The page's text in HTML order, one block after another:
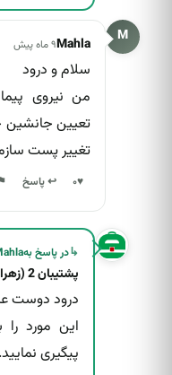
M
Mahla۹ ماه پیش
سلام و درود
من نیروی
تعیین جانشین
تغییر پست
♥۰ ↩ پاسخ
↳در پاسخ به
پشتیبان 2 (زهرا فدایی)
درود دوست
این مورد را
پیگیری نمایید.